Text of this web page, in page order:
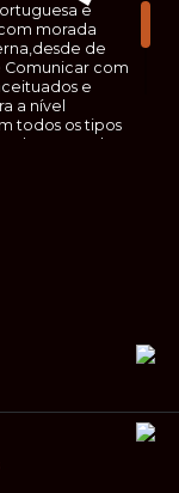
e
morada
de
Comunicar com
e
a nível
todos os tipos
ocultos
um
trabalhos